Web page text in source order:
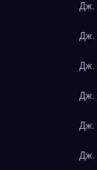
Дж.
Дж.
Дж.
Дж.
Дж.
Дж.